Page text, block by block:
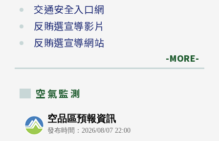
交通安全入口網
反賄選宣導影片
反賄選宣導網站
-MORE-
空氣監測